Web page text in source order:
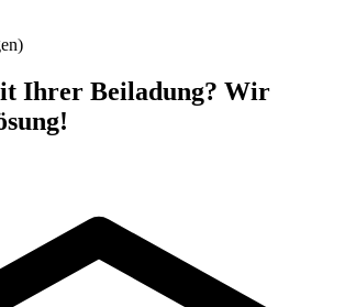
Ihrer Beiladung? Wir